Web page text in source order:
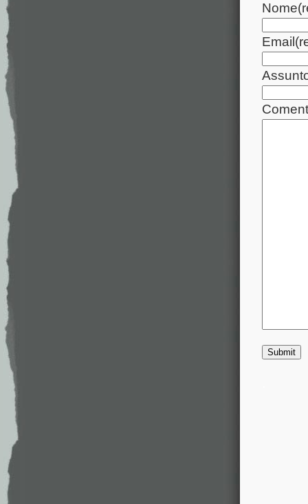
Nome
Email
Submit